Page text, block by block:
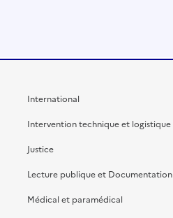
International
Intervention technique et logistique
Justice
Lecture publique et Documentation
Médical et paramédical